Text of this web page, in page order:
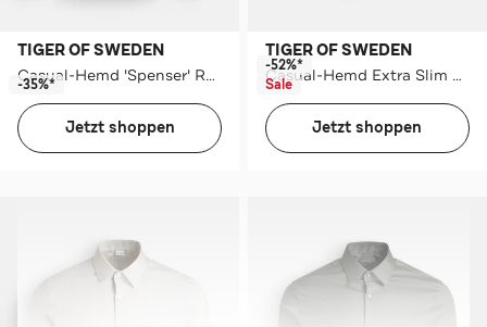
TIGER OF SWEDEN
Casual-Hemd 'Spenser' Regular Fit
-35%*
Jetzt shoppen
TIGER OF SWEDEN
Casual-Hemd Extra Slim Fit
-52%*
Sale
Jetzt shoppen